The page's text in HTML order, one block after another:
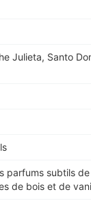
Julieta, Santo
parfums subtils
de bois et de